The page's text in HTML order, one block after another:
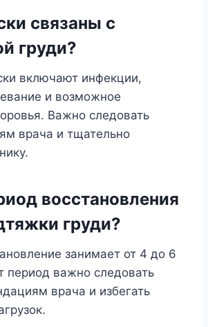
связаны с
груди?
включают инфекции,
и возможное
Важно следовать
врача и тщательно
восстановления
груди?
занимает от 4 до 6
период важно следовать
врача и избегать